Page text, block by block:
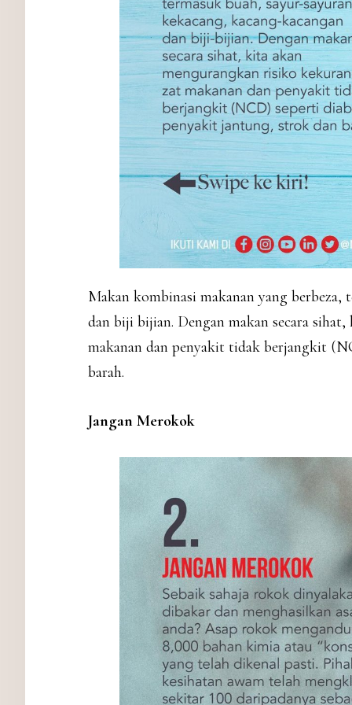
Makan kombinasi makanan yang berbeza,
dan biji bijian. Dengan makan secara
makanan dan penyakit tidak berjangkit
barah.
Jangan Merokok